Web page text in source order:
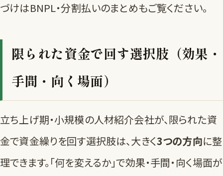
づけはBNPL・分割払いのまとめもご覧ください。
限られた資金で回す選択肢（効果・
手間・向く場面）
立ち上げ期・小規模の人材紹介会社が、限られた資
金で資金繰りを回す選択肢は、大きく3つの方向に整
理できます。「何を変えるか」で効果・手間・向く場面が